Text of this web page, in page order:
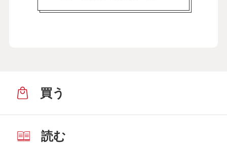
買う
読む